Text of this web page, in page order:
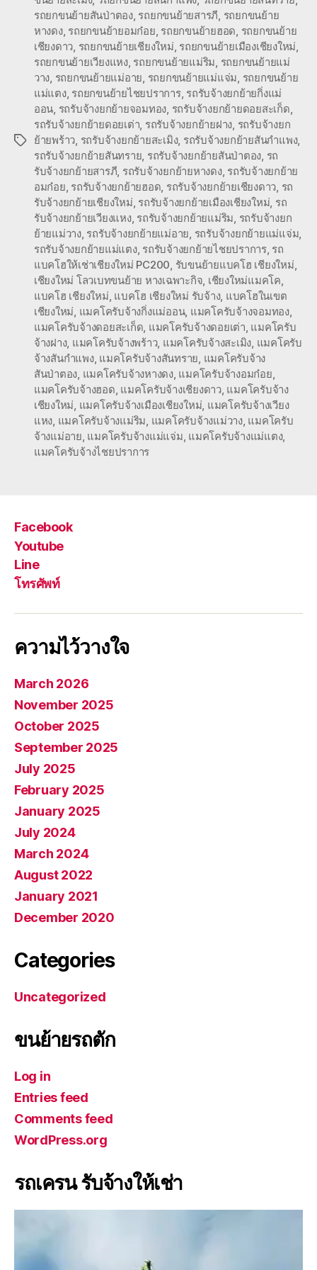
Tags
รถยกขนย้ายสันป่าตอง, รถยกขนย้ายสารภี, รถยกขนย้าย
หางดง, รถยกขนย้ายอมก๋อย, รถยกขนย้ายฮอด, รถยกขนย้าย
เชียงดาว, รถยกขนย้ายเชียงใหม่, รถยกขนย้ายเมืองเชียงใหม่,
รถยกขนย้ายเวียงแหง, รถยกขนย้ายแม่ริม, รถยกขนย้ายแม่
วาง, รถยกขนย้ายแม่อาย, รถยกขนย้ายแม่แจ่ม, รถยกขนย้าย
แม่แตง, รถยกขนย้ายไชยปราการ, รถรับจ้างยกย้ายกิ่งแม่
ออน, รถรับจ้างยกย้ายจอมทอง, รถรับจ้างยกย้ายดอยสะเก็ด,
รถรับจ้างยกย้ายดอยเต่า, รถรับจ้างยกย้ายฝาง, รถรับจ้างยก
ย้ายพร้าว, รถรับจ้างยกย้ายสะเมิง, รถรับจ้างยกย้ายสันกำแพง,
รถรับจ้างยกย้ายสันทราย, รถรับจ้างยกย้ายสันป่าตอง, รถ
รับจ้างยกย้ายสารภี, รถรับจ้างยกย้ายหางดง, รถรับจ้างยกย้าย
อมก๋อย, รถรับจ้างยกย้ายฮอด, รถรับจ้างยกย้ายเชียงดาว, รถ
รับจ้างยกย้ายเชียงใหม่, รถรับจ้างยกย้ายเมืองเชียงใหม่, รถ
รับจ้างยกย้ายเวียงแหง, รถรับจ้างยกย้ายแม่ริม, รถรับจ้างยก
ย้ายแม่วาง, รถรับจ้างยกย้ายแม่อาย, รถรับจ้างยกย้ายแม่แจ่ม,
รถรับจ้างยกย้ายแม่แตง, รถรับจ้างยกย้ายไชยปราการ, รถ
แบคโฮให้เช่าเชียงใหม่ PC200, รับขนย้ายแบคโฮ เชียงใหม่,
เชียงใหม่ โลวเบทขนย้าย หางเฉพาะกิจ, เชียงใหม่แมคโค,
แบคโฮ เชียงใหม่, แบคโฮ เชียงใหม่ รับจ้าง, แบคโฮในเขต
เชียงใหม่, แมคโครับจ้างกิ่งแม่ออน, แมคโครับจ้างจอมทอง,
แมคโครับจ้างดอยสะเก็ด, แมคโครับจ้างดอยเต่า, แมคโครับ
จ้างฝาง, แมคโครับจ้างพร้าว, แมคโครับจ้างสะเมิง, แมคโครับ
จ้างสันกำแพง, แมคโครับจ้างสันทราย, แมคโครับจ้าง
สันป่าตอง, แมคโครับจ้างหางดง, แมคโครับจ้างอมก๋อย,
แมคโครับจ้างฮอด, แมคโครับจ้างเชียงดาว, แมคโครับจ้าง
เชียงใหม่, แมคโครับจ้างเมืองเชียงใหม่, แมคโครับจ้างเวียง
แหง, แมคโครับจ้างแม่ริม, แมคโครับจ้างแม่วาง, แมคโครับ
จ้างแม่อาย, แมคโครับจ้างแม่แจ่ม, แมคโครับจ้างแม่แตง,
แมคโครับจ้างไชยปราการ
Facebook
Youtube
Line
โทรศัพท์
ความไว้วางใจ
March 2026
November 2025
October 2025
September 2025
July 2025
February 2025
January 2025
July 2024
March 2024
August 2022
January 2021
December 2020
Categories
Uncategorized
ขนย้ายรถตัก
Log in
Entries feed
Comments feed
WordPress.org
รถเครน รับจ้างให้เช่า